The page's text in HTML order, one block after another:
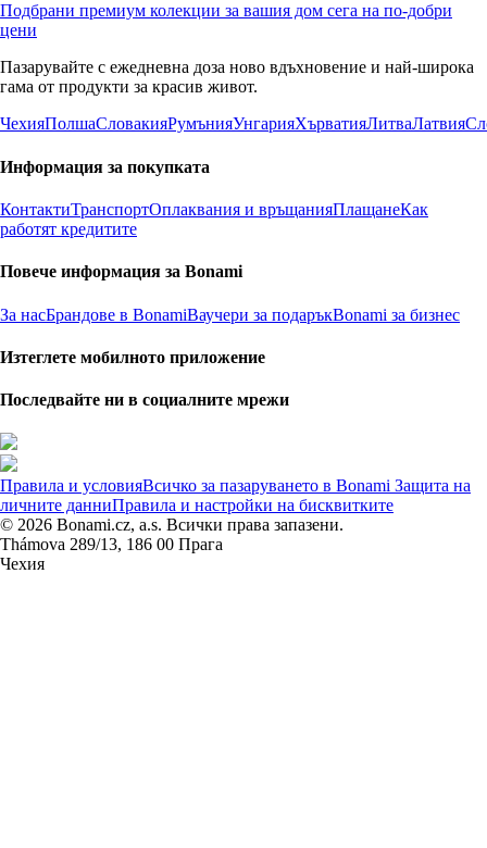
Подбрани премиум колекции за вашия дом сега на по-добри
цени
Пазарувайте с ежедневна доза ново вдъхновение и най-широка
гама от продукти за красив живот.
ЧехияПолшаСловакияРумънияУнгарияХърватияЛитваЛатвия
Информация за покупката
КонтактиТранспортОплаквания и връщанияПлащанеКак
работят кредитите
Повече информация за Bonami
За насБрандове в BonamiВаучери за подаръкBonami за бизнес
Изтеглете мобилното приложение
Последвайте ни в социалните мрежи
Правила и условияВсичко за пазаруването в Bonami Защита на
личните данниПравила и настройки на бисквитките
© 2026 Bonami.cz, a.s. Всички права запазени.
Thámova 289/13, 186 00 Прага
Чехия